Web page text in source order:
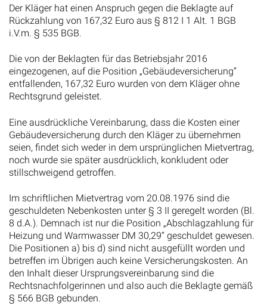
Der Kläger hat einen Anspruch gegen die Beklagte auf
Rückzahlung von 167,32 Euro aus § 812 I 1 Alt. 1 BGB
i.V.m. § 535 BGB.
Die von der Beklagten für das Betriebsjahr 2016
eingezogenen, auf die Position „Gebäudeversicherung“
entfallenden, 167,32 Euro wurden von dem Kläger ohne
Rechtsgrund geleistet.
Eine ausdrückliche Vereinbarung, dass die Kosten einer
Gebäudeversicherung durch den Kläger zu übernehmen
seien, findet sich weder in dem ursprünglichen Mietvertrag,
noch wurde sie später ausdrücklich, konkludent oder
stillschweigend getroffen.
Im schriftlichen Mietvertrag vom 20.08.1976 sind die
geschuldeten Nebenkosten unter § 3 II geregelt worden (Bl.
8 d.A.). Demnach ist nur die Position „Abschlagzahlung für
Heizung und Warmwasser DM 30,29“ geschuldet gewesen.
Die Positionen a) bis d) sind nicht ausgefüllt worden und
betreffen im Übrigen auch keine Versicherungskosten. An
den Inhalt dieser Ursprungsvereinbarung sind die
Rechtsnachfolgerinnen und also auch die Beklagte gemäß
§ 566 BGB gebunden.